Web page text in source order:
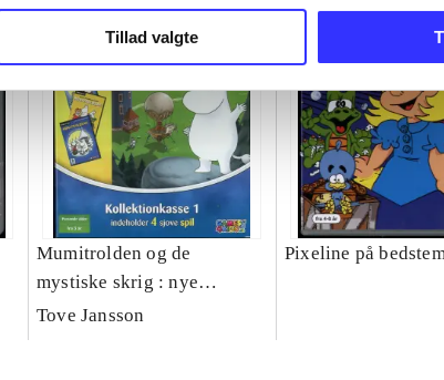
Tillad valgte
Mumitrolden og de
mystiske skrig : nye
eventyr!
Tove Jansson
Pixeline på